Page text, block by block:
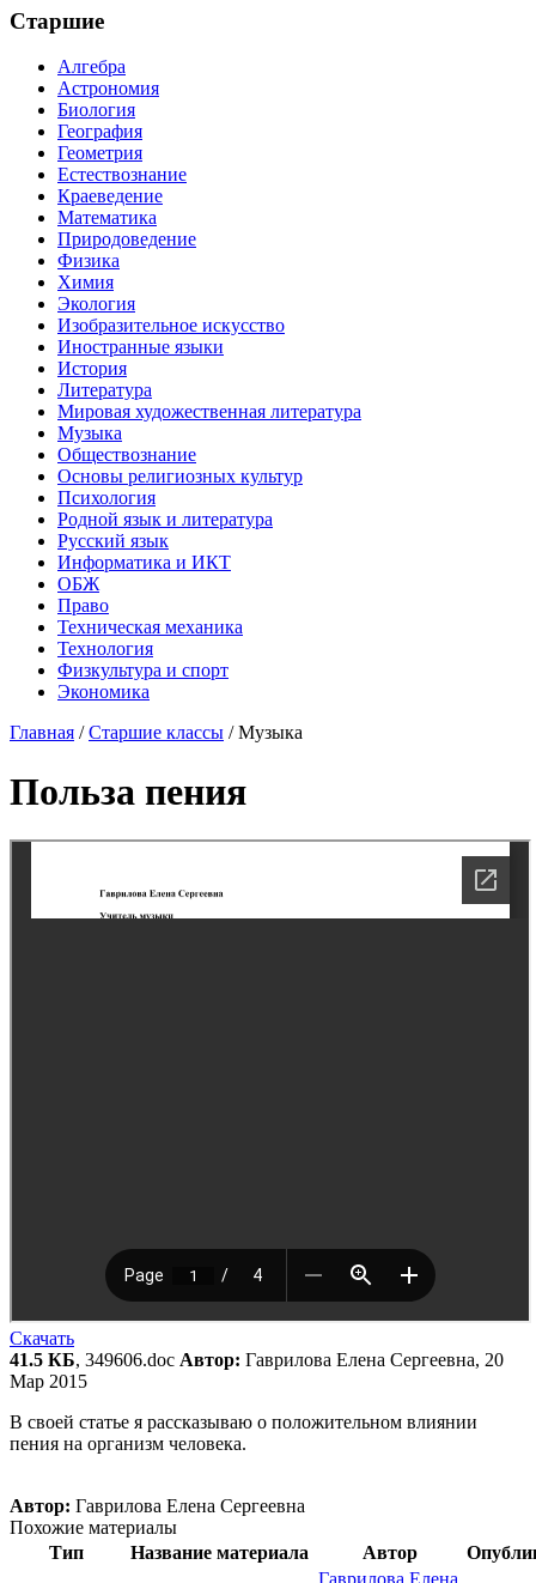
Старшие
Алгебра
Астрономия
Биология
География
Геометрия
Естествознание
Краеведение
Математика
Природоведение
Физика
Химия
Экология
Изобразительное искусство
Иностранные языки
История
Литература
Мировая художественная литература
Музыка
Обществознание
Основы религиозных культур
Психология
Родной язык и литература
Русский язык
Информатика и ИКТ
ОБЖ
Право
Техническая механика
Технология
Физкультура и спорт
Экономика
Главная /Старшие классы /Музыка
Польза пения
Скачать
41.5 КБ, 349606.doc Автор: Гаврилова Елена Сергеевна, 20
Мар 2015
В своей статье я рассказываю о положительном влиянии
пения на организм человека.
Автор: Гаврилова Елена Сергеевна
Похожие материалы
Тип
Название материала Автор